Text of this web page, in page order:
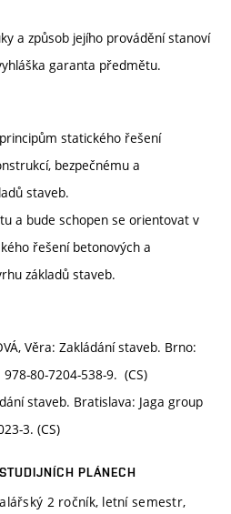
a způsob jejího provádění stanoví
garanta předmětu.
statického řešení
bezpečnému a
staveb.
a bude schopen se orientovat v
řešení betonových a
základů staveb.
Věra: Zakládání staveb. Brno:
978-80-7204-538-9. (CS)
staveb. Bratislava: Jaga group
3. (CS)
PLÁNECH
2 ročník, letní semestr,